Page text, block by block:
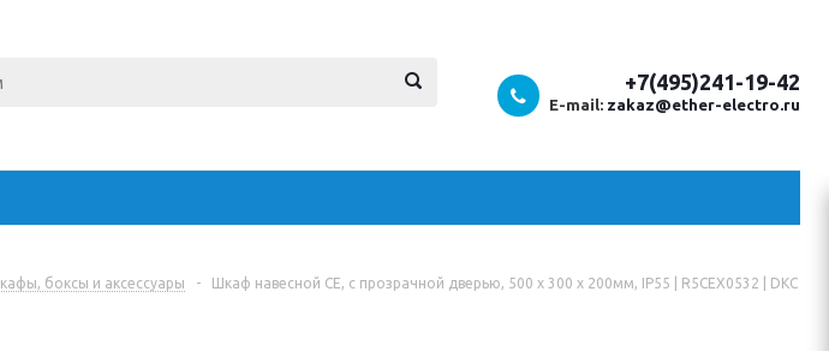
+7(495)241-19-42
E-mail: zakaz@ether-electro.ru
боксы и аксессуары - Шкаф навесной CE, с прозрачной дверью, 500 x 300 x 200мм, IP55 | R5CEX0532 | DKC